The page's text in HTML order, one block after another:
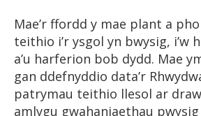
Mae’r ffordd y mae plant a
teithio i’r ysgol yn bwysig, i’w
a’u harferion bob dydd. Mae
gan ddefnyddio data’r
patrymau teithio llesol ar
amlygu gwahaniaethau